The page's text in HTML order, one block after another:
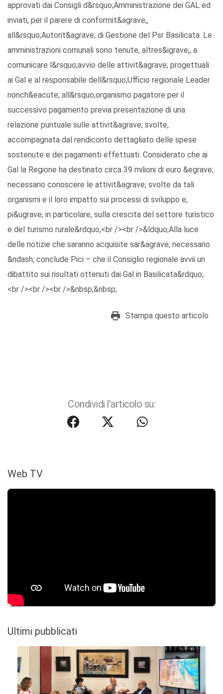
approvati dai Consigli d&rsquo;Amministrazione dei GAL ed
inviati, per il parere di conformit&agrave;,
all&rsquo;Autorit&agrave; di Gestione del Psr Basilicata. Le
amministrazioni comunali sono tenute, altres&igrave;, a
comunicare l&rsquo;avvio delle attivit&agrave; progettuali
ai Gal e al responsabile dell&rsquo;Ufficio regionale Leader
nonch&eacute; all&rsquo;organismo pagatore per il
successivo pagamento previa presentazione di una
relazione puntuale sulle attivit&agrave; svolte,
accompagnata dal rendiconto dettagliato delle spese
sostenute e dei pagamenti effettuati. Considerato che ai
Gal la Regione ha destinato circa 39 milioni di euro &egrave;
necessario conoscere le attivit&agrave; svolte da tali
organismi e il loro impatto sui processi di sviluppo e,
pi&ugrave; in particolare, sulla crescita del settore turistico
e del turismo rurale&rdquo;<br /><br />&ldquo;Alla luce
delle notizie che saranno acquisite sar&agrave; necessario
&ndash; conclude Pici – che il Consiglio regionale avvii un
dibattito sui risultati ottenuti dai Gal in Basilicata&rdquo;.
<br /><br /><br />&nbsp;&nbsp;
Stampa questo articolo
Condividi l'articolo su:
Web TV
Ultimi pubblicati